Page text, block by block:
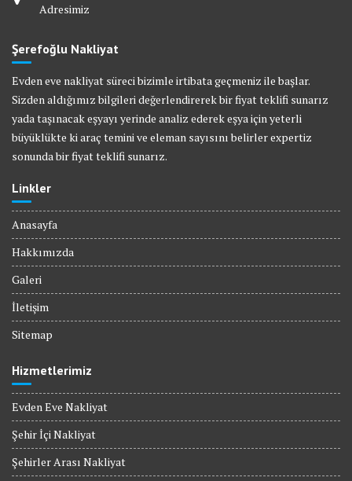
Adresimiz
Şerefoğlu Nakliyat
Evden eve nakliyat süreci bizimle irtibata geçmeniz ile başlar.
Sizden aldığımız bilgileri değerlendirerek bir fiyat teklifi sunarız
yada taşınacak eşyayı yerinde analiz ederek eşya için yeterli
büyüklükte ki araç temini ve eleman sayısını belirler expertiz
sonunda bir fiyat teklifi sunarız.
Linkler
Anasayfa
Hakkımızda
Galeri
İletişim
Sitemap
Hizmetlerimiz
Evden Eve Nakliyat
Şehir İçi Nakliyat
Şehirler Arası Nakliyat